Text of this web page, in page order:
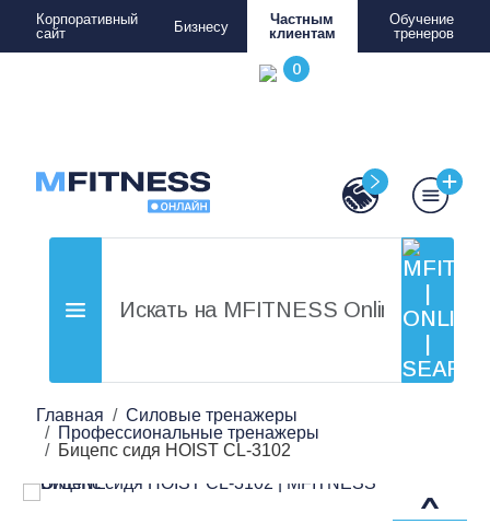
Корпоративный
сайт
Бизнесу
Частным
клиентам
Обучение
тренеров
Главная
Силовые тренажеры
Профессиональные тренажеры
Бицепс сидя HOIST CL-3102